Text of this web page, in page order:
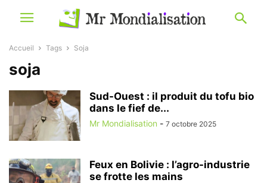
Accueil Tags Soja
soja
Sud-Ouest : il produit du tofu bio
dans le fief de...
Mr Mondialisation - 7 octobre 2025
Feux en Bolivie : l’agro-industrie
se frotte les mains